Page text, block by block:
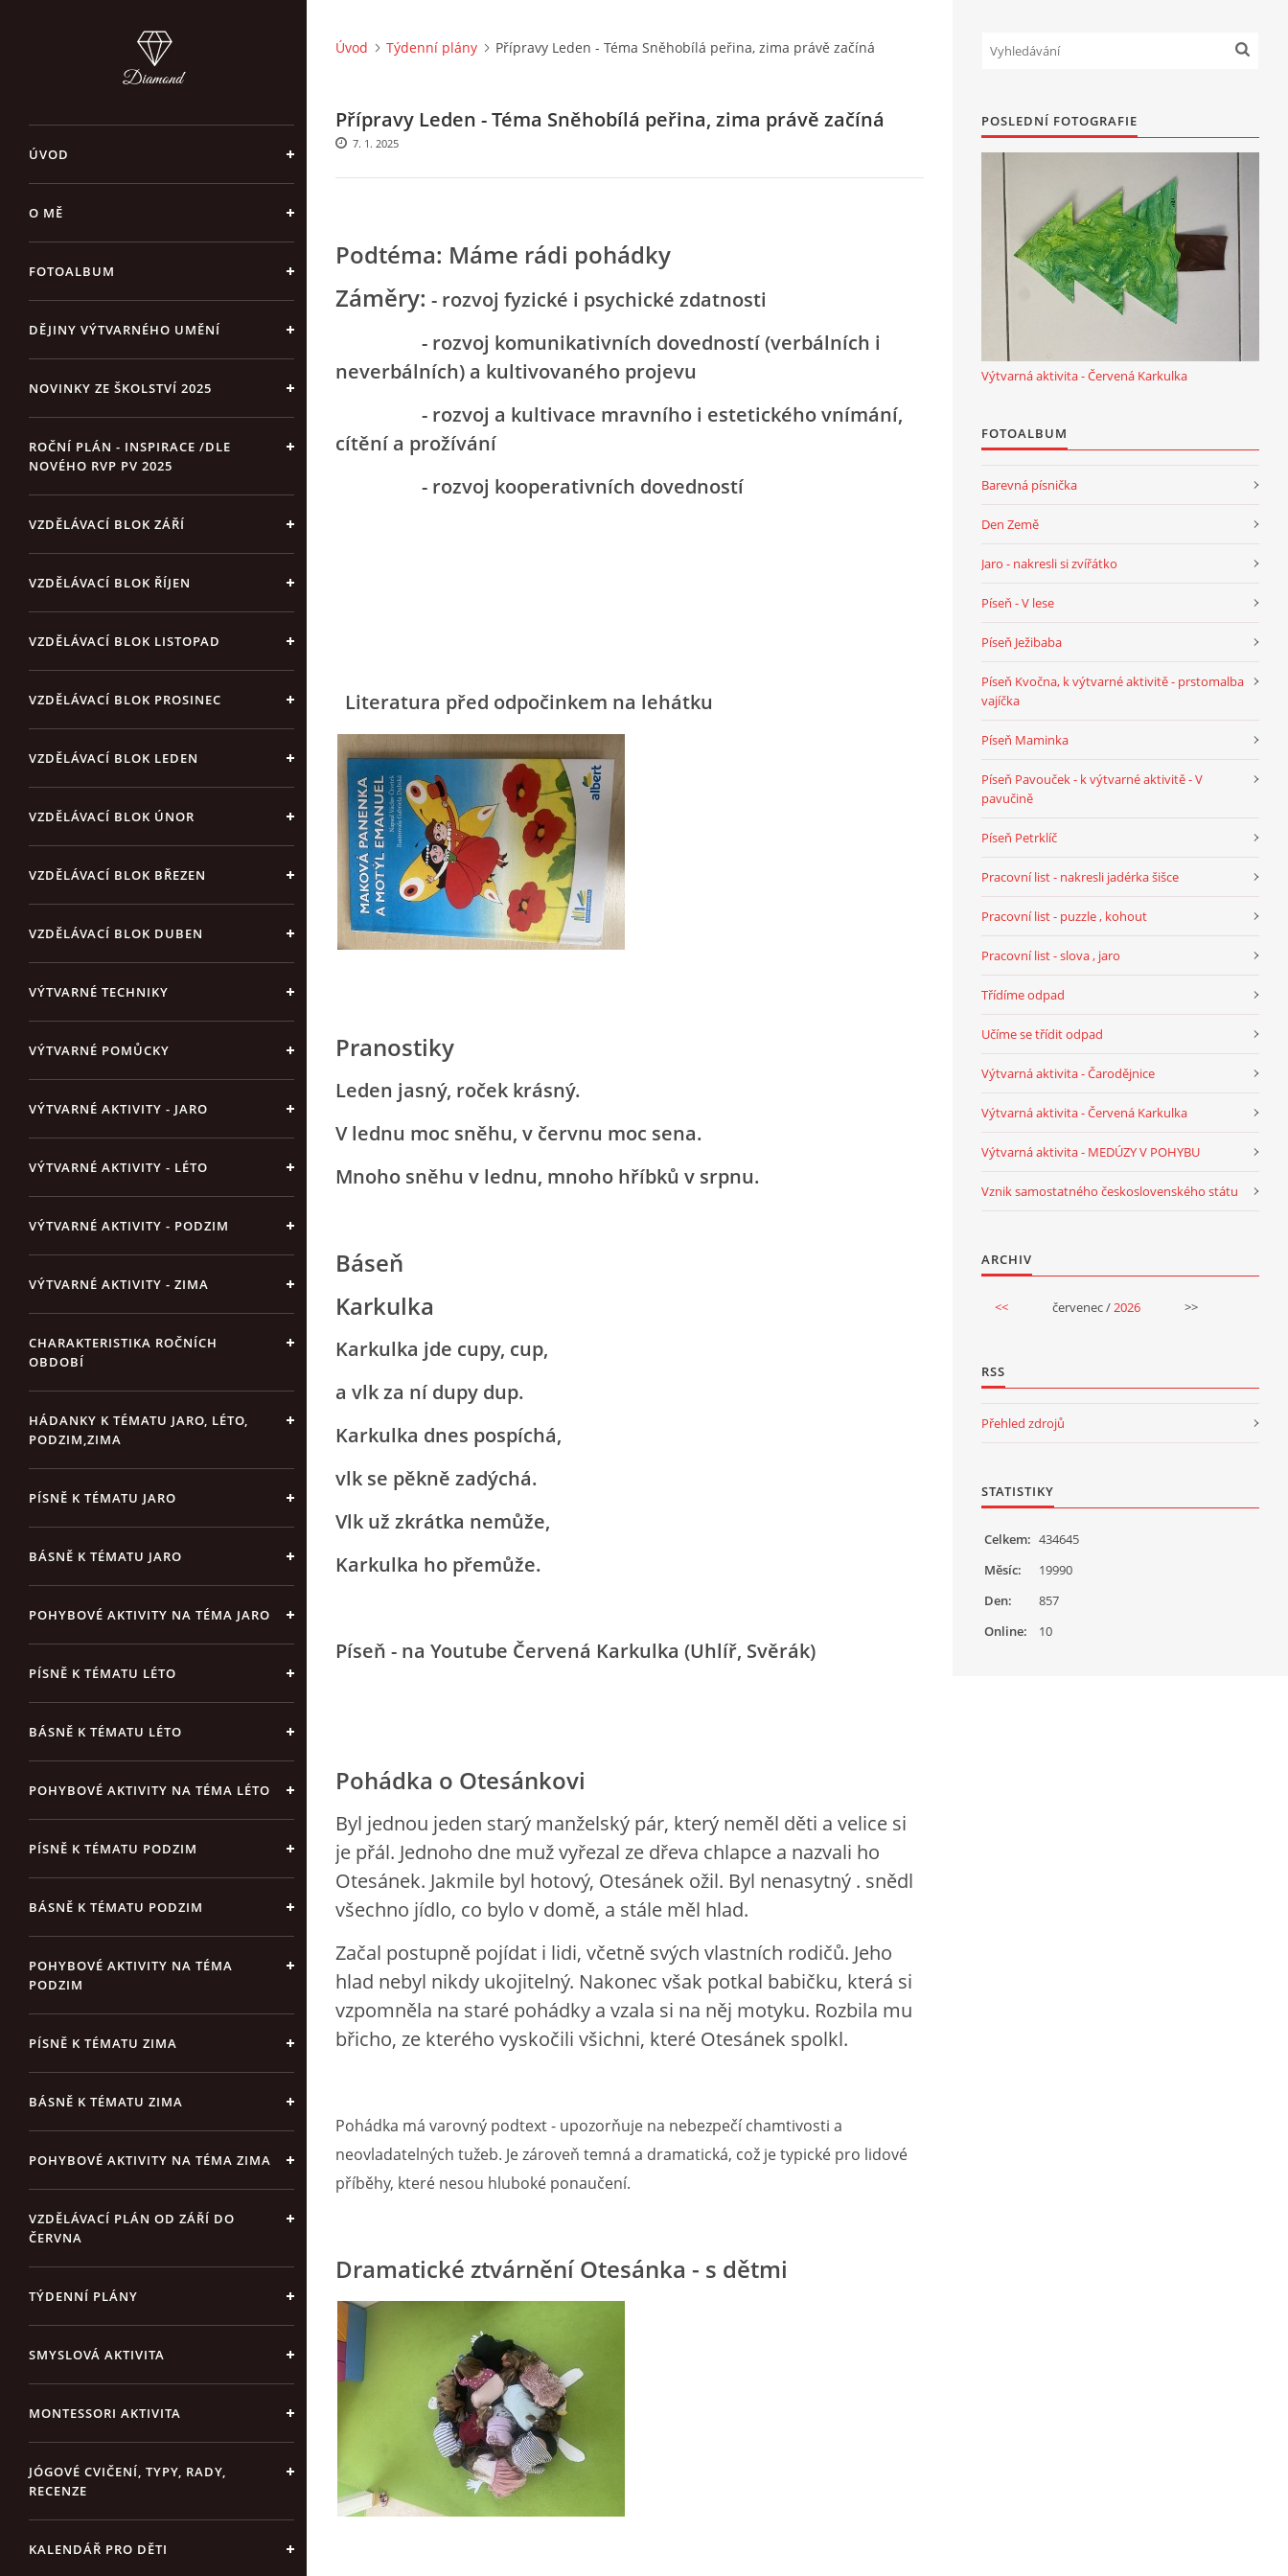
ÚVOD
O MĚ
FOTOALBUM
DĚJINY VÝTVARNÉHO UMĚNÍ
NOVINKY ZE ŠKOLSTVÍ 2025
ROČNÍ PLÁN - INSPIRACE /DLE
NOVÉHO RVP PV 2025
VZDĚLÁVACÍ BLOK ZÁŘÍ
VZDĚLÁVACÍ BLOK ŘÍJEN
VZDĚLÁVACÍ BLOK LISTOPAD
VZDĚLÁVACÍ BLOK PROSINEC
VZDĚLÁVACÍ BLOK LEDEN
VZDĚLÁVACÍ BLOK ÚNOR
VZDĚLÁVACÍ BLOK BŘEZEN
VZDĚLÁVACÍ BLOK DUBEN
VÝTVARNÉ TECHNIKY
VÝTVARNÉ POMŮCKY
VÝTVARNÉ AKTIVITY - JARO
VÝTVARNÉ AKTIVITY - LÉTO
VÝTVARNÉ AKTIVITY - PODZIM
VÝTVARNÉ AKTIVITY - ZIMA
CHARAKTERISTIKA ROČNÍCH
OBDOBÍ
HÁDANKY K TÉMATU JARO, LÉTO,
PODZIM,ZIMA
PÍSNĚ K TÉMATU JARO
BÁSNĚ K TÉMATU JARO
POHYBOVÉ AKTIVITY NA TÉMA JARO
PÍSNĚ K TÉMATU LÉTO
BÁSNĚ K TÉMATU LÉTO
POHYBOVÉ AKTIVITY NA TÉMA LÉTO
PÍSNĚ K TÉMATU PODZIM
BÁSNĚ K TÉMATU PODZIM
POHYBOVÉ AKTIVITY NA TÉMA
PODZIM
PÍSNĚ K TÉMATU ZIMA
BÁSNĚ K TÉMATU ZIMA
POHYBOVÉ AKTIVITY NA TÉMA ZIMA
VZDĚLÁVACÍ PLÁN OD ZÁŘÍ DO
ČERVNA
TÝDENNÍ PLÁNY
SMYSLOVÁ AKTIVITA
MONTESSORI AKTIVITA
JÓGOVÉ CVIČENÍ, TYPY, RADY,
RECENZE
KALENDÁŘ PRO DĚTI
Úvod Týdenní plány Přípravy Leden - Téma Sněhobílá peřina, zima právě začíná
Přípravy Leden - Téma Sněhobílá peřina, zima právě začíná
7. 1. 2025
Podtéma: Máme rádi pohádky
Záměry: - rozvoj fyzické i psychické zdatnosti
- rozvoj komunikativních dovedností (verbálních i
neverbálních) a kultivovaného projevu
- rozvoj a kultivace mravního i estetického vnímání,
cítění a prožívání
- rozvoj kooperativních dovedností
Literatura před odpočinkem na lehátku
Pranostiky
Leden jasný, roček krásný.
V lednu moc sněhu, v červnu moc sena.
Mnoho sněhu v lednu, mnoho hříbků v srpnu.
Báseň
Karkulka
Karkulka jde cupy, cup,
a vlk za ní dupy dup.
Karkulka dnes pospíchá,
vlk se pěkně zadýchá.
Vlk už zkrátka nemůže,
Karkulka ho přemůže.
Píseň - na Youtube Červená Karkulka (Uhlíř, Svěrák)
Pohádka o Otesánkovi
Byl jednou jeden starý manželský pár, který neměl děti a velice si
je přál. Jednoho dne muž vyřezal ze dřeva chlapce a nazvali ho
Otesánek. Jakmile byl hotový, Otesánek ožil. Byl nenasytný . snědl
všechno jídlo, co bylo v domě, a stále měl hlad.
Začal postupně pojídat i lidi, včetně svých vlastních rodičů. Jeho
hlad nebyl nikdy ukojitelný. Nakonec však potkal babičku, která si
vzpomněla na staré pohádky a vzala si na něj motyku. Rozbila mu
břicho, ze kterého vyskočili všichni, které Otesánek spolkl.
Pohádka má varovný podtext - upozorňuje na nebezpečí chamtivosti a
neovladatelných tužeb. Je zároveň temná a dramatická, což je typické pro lidové
příběhy, které nesou hluboké ponaučení.
Dramatické ztvárnění Otesánka - s dětmi
POSLEDNÍ FOTOGRAFIE
Výtvarná aktivita - Červená Karkulka
FOTOALBUM
Barevná písnička
Den Země
Jaro - nakresli si zvířátko
Píseň - V lese
Píseň Ježibaba
Píseň Kvočna, k výtvarné aktivitě - prstomalba
vajíčka
Píseň Maminka
Píseň Pavouček - k výtvarné aktivitě - V
pavučině
Píseň Petrklíč
Pracovní list - nakresli jadérka šišce
Pracovní list - puzzle , kohout
Pracovní list - slova , jaro
Třídíme odpad
Učíme se třídit odpad
Výtvarná aktivita - Čarodějnice
Výtvarná aktivita - Červená Karkulka
Výtvarná aktivita - MEDÚZY V POHYBU
Vznik samostatného československého státu
ARCHIV
<< červenec / 2026 >>
RSS
Přehled zdrojů
STATISTIKY
Online: 10
Celkem: 434645
Měsíc:
19990
Den:
857